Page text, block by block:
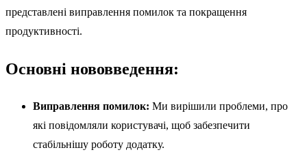
представлені виправлення помилок та покращення
продуктивності.
Основні нововведення:
Виправлення помилок: Ми вирішили проблеми, про
які повідомляли користувачі, щоб забезпечити
стабільнішу роботу додатку.